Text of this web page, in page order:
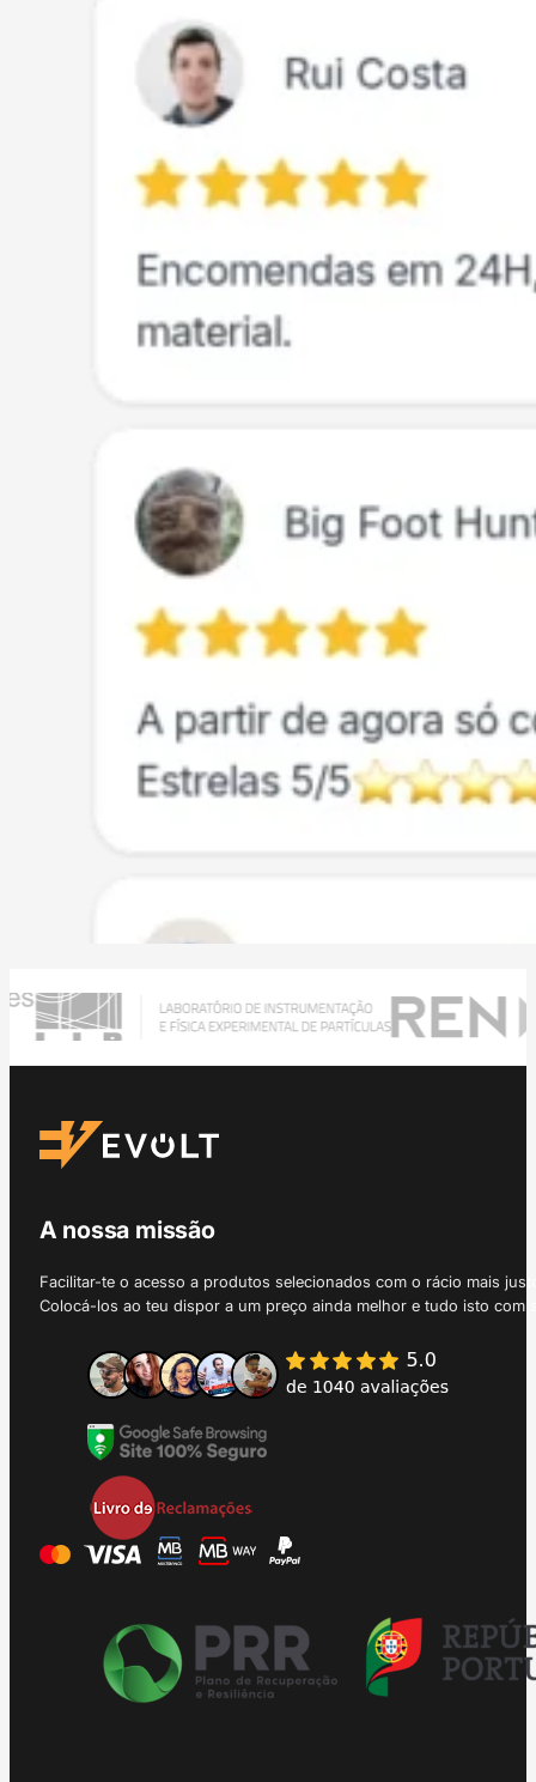
A nossa missão
Facilitar-te o acesso a produtos selecionados com o rácio mais
Colocá-los ao teu dispor a um preço ainda melhor e tudo isto